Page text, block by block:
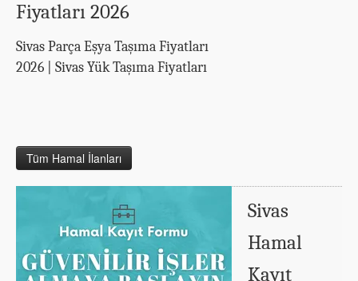
Fiyatları 2026
Sivas Parça Eşya Taşıma Fiyatları
2026 | Sivas Yük Taşıma Fiyatları
Tüm Hamal İlanları
Sivas
Hamal
Kayıt